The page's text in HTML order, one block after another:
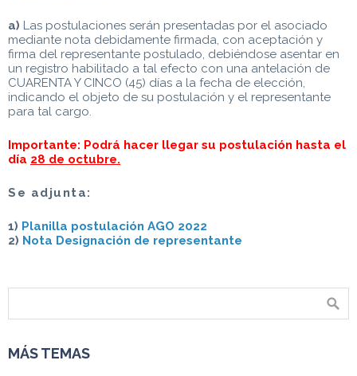
a) Las postulaciones serán presentadas por el asociado
mediante nota debidamente firmada, con aceptación y
firma del representante postulado, debiéndose asentar en
un registro habilitado a tal efecto con una antelación de
CUARENTA Y CINCO (45) días a la fecha de elección,
indicando el objeto de su postulación y el representante
para tal cargo.
Importante: Podrá hacer llegar su postulación hasta el
día 28 de octubre.
Se adjunta:
1) Planilla postulación AGO 2022
2) Nota Designación de representante
MÁS TEMAS